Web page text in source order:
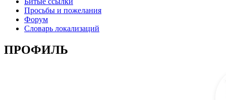
Просьбы и пожелания
Форум
Словарь локализаций
ПРОФИЛЬ